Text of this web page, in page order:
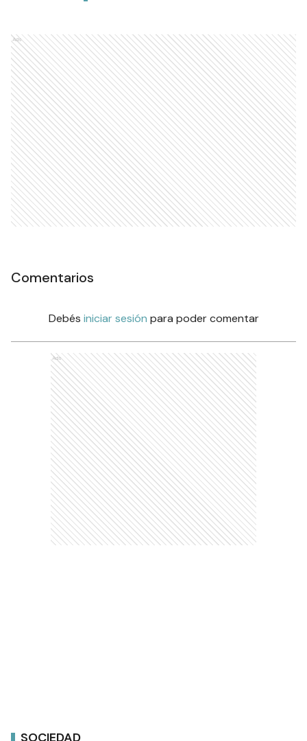
Ads
Comentarios
Debés iniciar sesión para poder comentar
Ads
SOCIEDAD